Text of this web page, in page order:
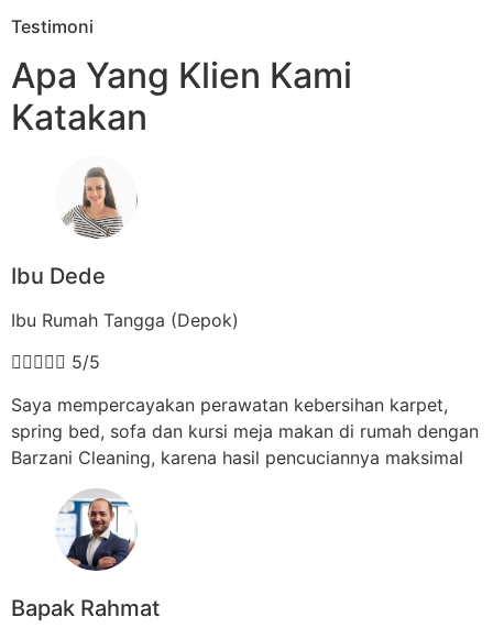
Testimoni
Apa Yang Klien Kami
Katakan
Ibu Dede
Ibu Rumah Tangga (Depok)
 5/5
Saya mempercayakan perawatan kebersihan karpet,
spring bed, sofa dan kursi meja makan di rumah dengan
Barzani Cleaning, karena hasil pencuciannya maksimal
Bapak Rahmat